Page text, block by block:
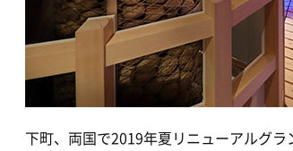
下町、両国で2019年夏リニューアルグラ